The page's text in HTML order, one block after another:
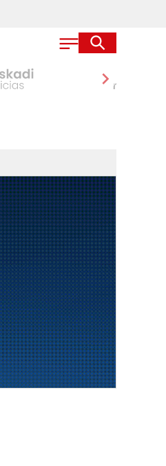
chevron_right